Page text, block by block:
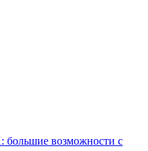
возможности с